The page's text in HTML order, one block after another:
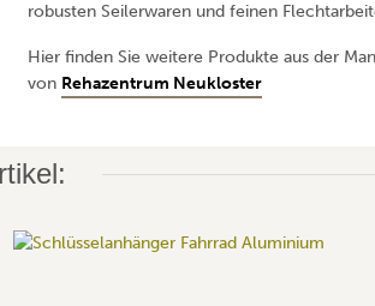
robusten Seilerwaren und feinen
Hier finden Sie weitere Produkte aus der
von Rehazentrum Neukloster